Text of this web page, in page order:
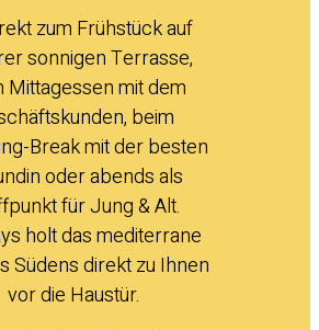
zum Frühstück auf
sonnigen Terrasse,
Mittagessen mit dem
beim
Break mit der besten
oder abends als
für Jung & Alt.
holt das mediterrane
Südens direkt zu Ihnen
vor die Haustür.